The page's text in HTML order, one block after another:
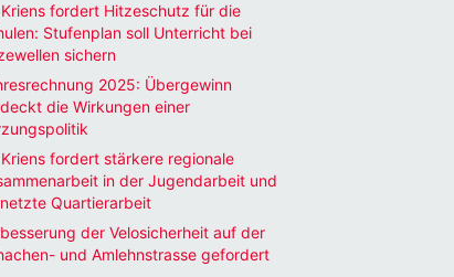
Kriens fordert Hitzeschutz für die
Stufenplan soll Unterricht bei
sichern
2025: Übergewinn
die Wirkungen einer
Kriens fordert stärkere regionale
in der Jugendarbeit und
Quartierarbeit
der Velosicherheit auf der
und Amlehnstrasse gefordert